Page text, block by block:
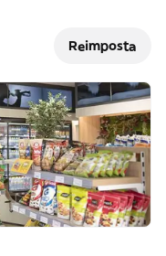
Reimposta